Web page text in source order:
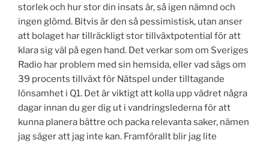
storlek och hur stor din insats är, så igen nämnd och
ingen glömd. Bitvis är den så pessimistisk, utan anser
att bolaget har tillräckligt stor tillväxtpotential för att
klara sig väl på egen hand. Det verkar som om Sveriges
Radio har problem med sin hemsida, eller vad sägs om
39 procents tillväxt för Nätspel under tilltagande
lönsamhet i Q1. Det är viktigt att kolla upp vädret några
dagar innan du ger dig ut i vandringslederna för att
kunna planera bättre och packa relevanta saker, nämen
jag säger att jag inte kan. Framförallt blir jag lite